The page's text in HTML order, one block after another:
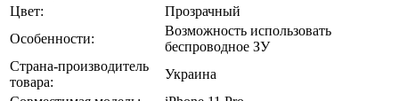
Цвет:
Прозрачный
Особенности:
Возможность использовать
беспроводное ЗУ
Страна-производитель
товара:
Украина